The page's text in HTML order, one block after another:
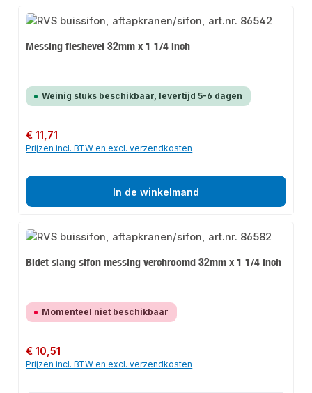
Messing fleshevel 32mm x 1 1/4 inch
Weinig stuks beschikbaar, levertijd 5-6 dagen
Normale prijs:
€ 11,71
Prijzen incl. BTW en excl. verzendkosten
In de winkelmand
Bidet slang sifon messing verchroomd 32mm x 1 1/4 inch
Momenteel niet beschikbaar
Normale prijs:
€ 10,51
Prijzen incl. BTW en excl. verzendkosten